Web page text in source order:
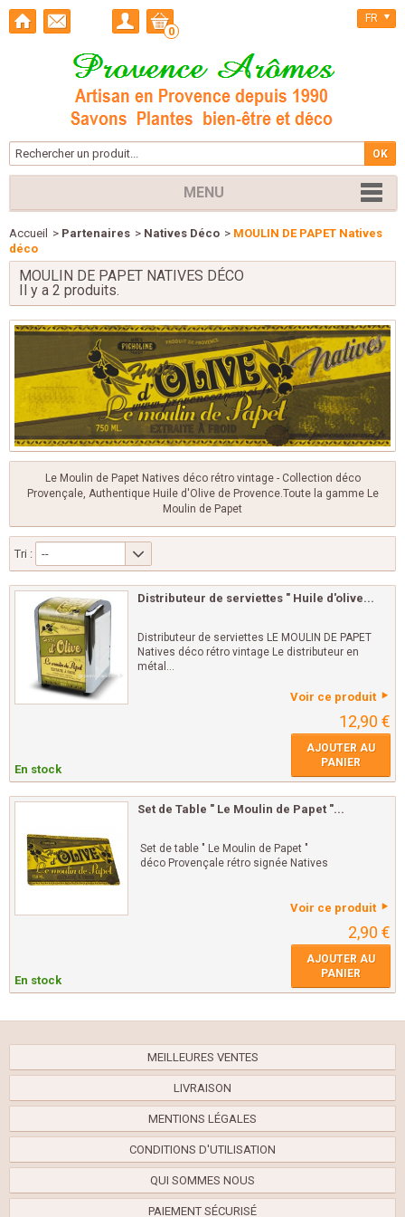
0
FR
MENU
Accueil > Partenaires > Natives Déco > MOULIN DE PAPET Natives
déco
MOULIN DE PAPET NATIVES DÉCO
Il y a 2 produits.
Le Moulin de Papet Natives déco rétro vintage - Collection déco
Provençale, Authentique Huile d'Olive de Provence.Toute la gamme Le
Moulin de Papet
Tri : --
Distributeur de serviettes " Huile d'olive...
Distributeur de serviettes LE MOULIN DE PAPET
Natives déco rétro vintage Le distributeur en
métal...
Voir ce produit
12,90 €
En stock
AJOUTER AU
PANIER
Set de Table " Le Moulin de Papet "...
Set de table " Le Moulin de Papet "
déco Provençale rétro signée Natives
Voir ce produit
2,90 €
En stock
AJOUTER AU
PANIER
MEILLEURES VENTES
LIVRAISON
MENTIONS LÉGALES
CONDITIONS D'UTILISATION
QUI SOMMES NOUS
PAIEMENT SÉCURISÉ